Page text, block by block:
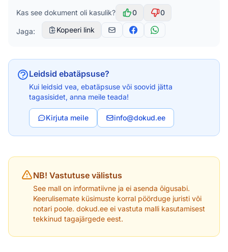
Kas see dokument oli kasulik? 0 0
Jaga: Kopeeri link
Leidsid ebatäpsuse?
Kui leidsid vea, ebatäpsuse või soovid jätta
tagasisidet, anna meile teada!
Kirjuta meile info@dokud.ee
NB! Vastutuse välistus
See mall on informatiivne ja ei asenda õigusabi.
Keerulisemate küsimuste korral pöörduge juristi või
notari poole. dokud.ee ei vastuta malli kasutamisest
tekkinud tagajärgede eest.